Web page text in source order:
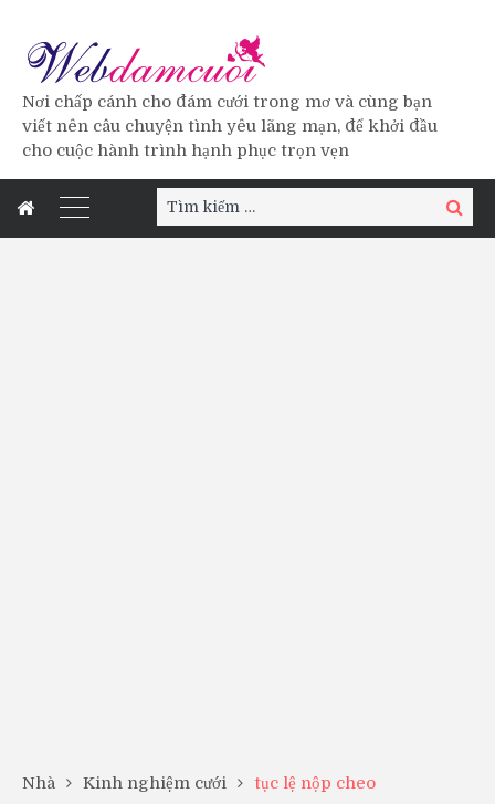
Nơi chấp cánh cho đám cưới trong mơ và cùng bạn
viết nên câu chuyện tình yêu lãng mạn, để khởi đầu
cho cuộc hành trình hạnh phục trọn vẹn
Tìm
kiếm:
Tìm
kiếm
Nhà Kinh nghiệm cưới tục lệ nộp cheo